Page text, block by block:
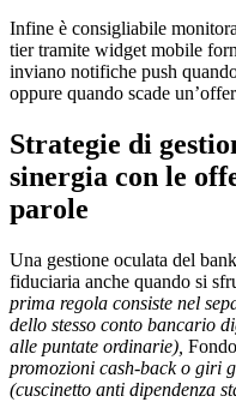
Infine è consigliabile
tier tramite widget mobile
inviano notifiche push
oppure quando scade
Strategie di
sinergia con le
parole
Una gestione oculata del
fiduciaria anche quando si
prima regola consiste nel
dello stesso conto bancario
alle puntate ordinarie),
promozioni cash‑back o giri
(cuscinetto anti dipendenza